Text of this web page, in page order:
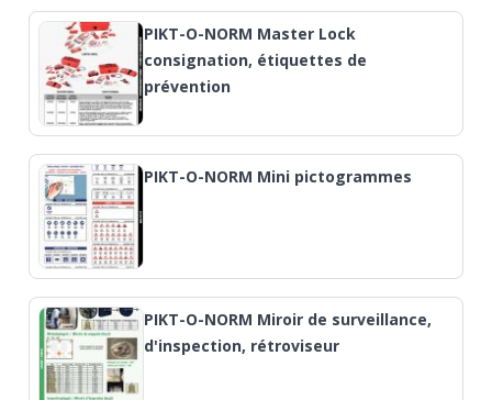
PIKT-O-NORM Master Lock
consignation, étiquettes de
prévention
PIKT-O-NORM Mini pictogrammes
PIKT-O-NORM Miroir de surveillance,
d'inspection, rétroviseur